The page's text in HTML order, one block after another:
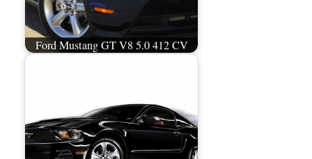
Ford Mustang GT V8 5.0 412 CV